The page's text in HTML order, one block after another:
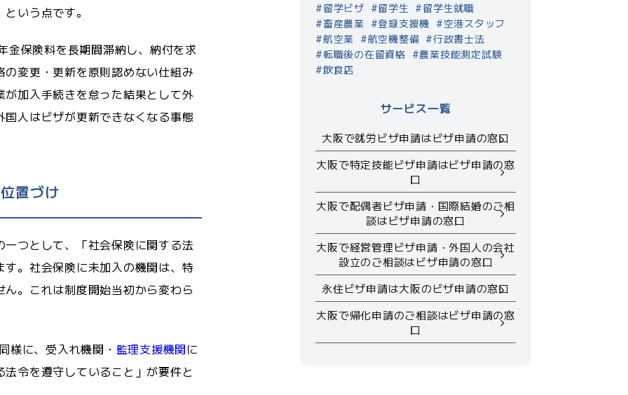
いう点です。
保険料を長期間滞納し、納付を求
変更・更新を原則認めない仕組み
加入手続きを怠った結果として外
人はビザが更新できなくなる事態
置づけ
つとして、「社会保険に関する法
。社会保険に未加入の機関は、特
。これは制度開始当初から変わら
様に、受入れ機関・ 監理支援機関に
令を遵守していること」が要件と
留学ビザ
留学生
留学生就職
畜産農業
登録支援機
空港スタッフ
航空業
航空機整備
行政書士法
転職後の在留資格
農業技能測定試験
飲食店
サービス一覧
大阪で就労ビザ申請はビザ申請の窓口
大阪で特定技能ビザ申請はビザ申請の窓
口
大阪で配偶者ビザ申請・国際結婚のご相
談はビザ申請の窓口
大阪で経営管理ビザ申請・外国人の会社
設立のご相談はビザ申請の窓口
永住ビザ申請は大阪のビザ申請の窓口
大阪で帰化申請のご相談はビザ申請の窓
口